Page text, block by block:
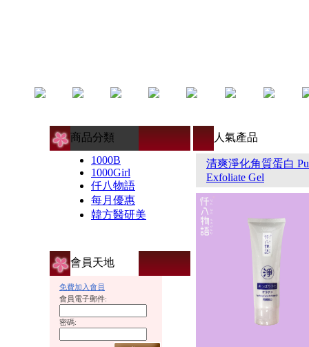
商品分類
1000B
1000Girl
仟八物語
每月優惠
韓方醫研美
會員天地
免費加入會員
會員電子郵件:
密碼:
人氣產品
清爽淨化角質蛋白
Exfoliate Gel